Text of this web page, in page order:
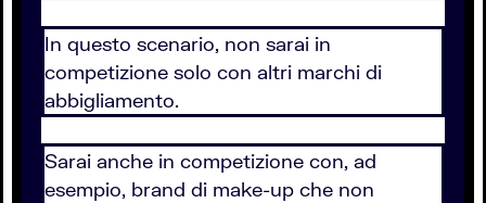
In questo scenario, non sarai in
competizione solo con altri marchi di
abbigliamento.
Sarai anche in competizione con, ad
esempio, brand di make-up che non